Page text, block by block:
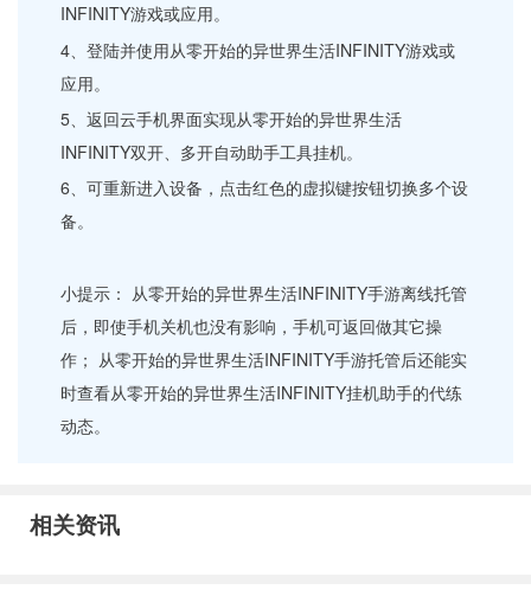
INFINITY游戏或应用。
4、登陆并使用从零开始的异世界生活INFINITY游戏或
应用。
5、返回云手机界面实现从零开始的异世界生活
INFINITY双开、多开自动助手工具挂机。
6、可重新进入设备，点击红色的虚拟键按钮切换多个设
备。
小提示： 从零开始的异世界生活INFINITY手游离线托管
后，即使手机关机也没有影响，手机可返回做其它操
作； 从零开始的异世界生活INFINITY手游托管后还能实
时查看从零开始的异世界生活INFINITY挂机助手的代练
动态。
相关资讯